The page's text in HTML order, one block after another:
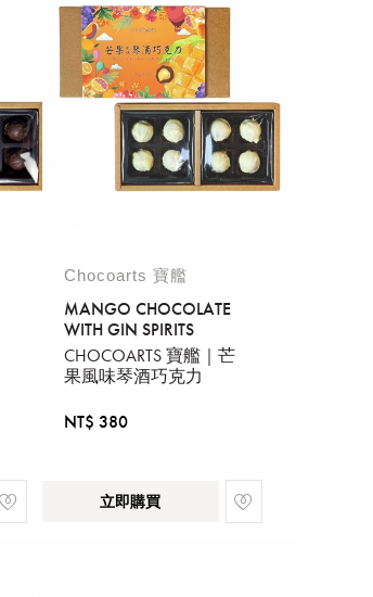
Chocoarts 寶艦
MANGO CHOCOLATE
WITH GIN SPIRITS
CHOCOARTS 寶艦｜芒
果風味琴酒巧克力
NT$ 380
立即購買